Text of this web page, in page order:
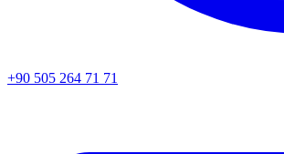
+90 505 264 71 71